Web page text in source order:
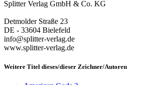
Splitter Verlag GmbH & Co. KG
Detmolder Straße 23
DE - 33604 Bielefeld
info@splitter-verlag.de
www.splitter-verlag.de
Weitere Titel dieses/dieser Zeichner/Autoren